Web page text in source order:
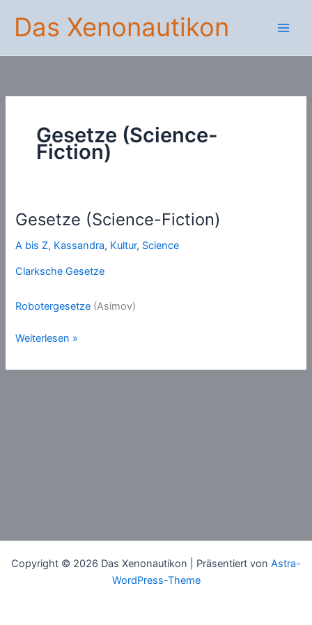
Inhalt
springen
Das Xenonautikon
Gesetze (Science-
Fiction)
Gesetze (Science-Fiction)
A bis Z, Kassandra, Kultur, Science
Clarksche Gesetze
Robotergesetze (Asimov)
Gesetze
Fiction)
Weiterlesen »
Copyright © 2026 Das Xenonautikon | Präsentiert von Astra-
WordPress-Theme